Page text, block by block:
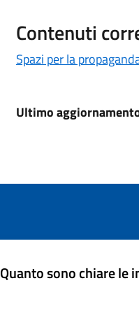
Contenuti
Spazi per la
Ultimo
Quanto sono chiare le